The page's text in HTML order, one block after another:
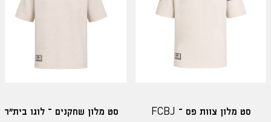
סט מלון צוות פס – FCBJ סט מלון שחקנים – לוגו בית"ר